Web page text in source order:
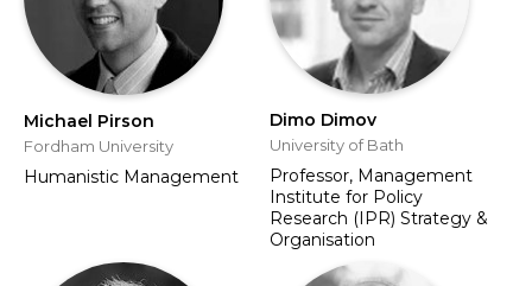
Michael Pirson
Fordham University
Humanistic Management
Dimo Dimov
University of Bath
Professor, Management
Institute for Policy
Research (IPR) Strategy &
Organisation